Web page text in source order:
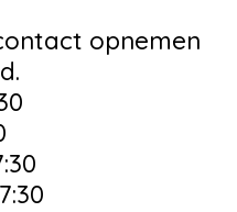
opnemen